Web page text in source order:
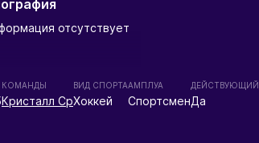
отсутствует
КОМАНДЫ
Кристалл Ср
ВИД СПОРТА
Хоккей
АМПЛУА
Спортсмен
ДЕЙСТВУЮЩИЙ
Да